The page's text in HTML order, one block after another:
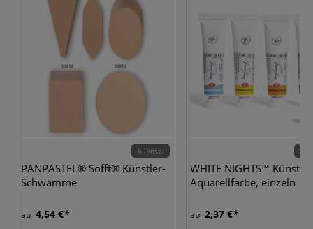
6 Pinsel
PANPASTEL® Sofft® Künstler-
Schwämme
ab 4,54 €
131
WHITE NIGHTS™
Aquarellfarbe, einzeln
ab 2,37 €